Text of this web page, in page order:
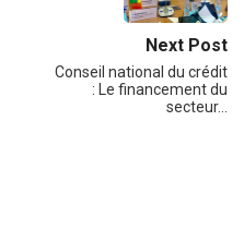
Next Post
Conseil national du crédit
: Le financement du
secteur…